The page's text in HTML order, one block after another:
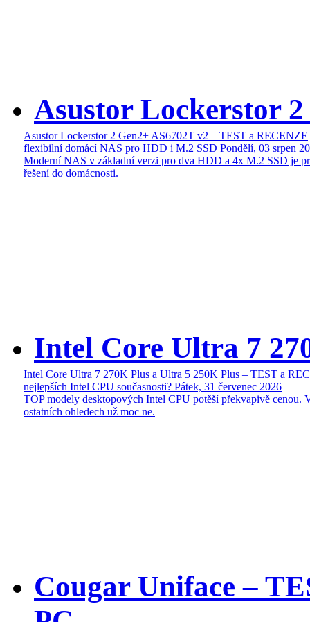
Asustor Lockerstor
Asustor Lockerstor 2 Gen2+ AS6702T v2 – TEST a RECENZE
flexibilní domácí NAS pro HDD i M.2 SSD Pondělí, 03 srpen
Moderní NAS v základní verzi pro dva HDD a 4x M.2 SSD je
řešení do domácnosti.
Intel Core Ultra 7
Intel Core Ultra 7 270K Plus a Ultra 5 250K Plus – TEST a
nejlepších Intel CPU současnosti? Pátek, 31 červenec 2026
TOP modely desktopových Intel CPU potěší překvapivě cenou.
ostatních ohledech už moc ne.
Cougar Uniface –